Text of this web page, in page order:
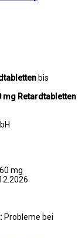
bis
mg Retardtabletten
mg
Probleme bei